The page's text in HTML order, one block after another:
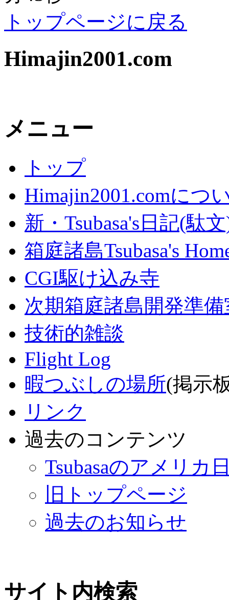
トップページに戻る
Himajin2001.com
メニュー
トップ
Himajin2001.comにつ
新・Tsubasa's日記(駄
箱庭諸島Tsubasa's
CGI駆け込み寺
次期箱庭諸島開発準備
技術的雑談
Flight Log
暇つぶしの場所(掲示
リンク
過去のコンテンツ
Tsubasaのアメリカ
旧トップページ
過去のお知らせ
サイト内検索